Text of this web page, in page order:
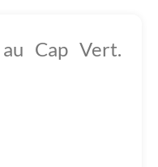
Cap Vert.